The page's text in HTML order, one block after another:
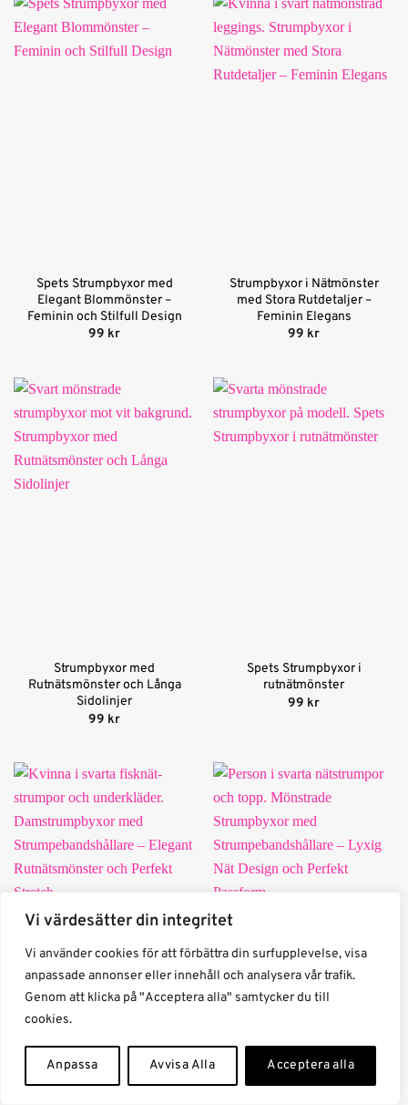
Vi värdesätter din integritet
Vi använder cookies för att förbättra din surfupplevelse, visa
anpassade annonser eller innehåll och analysera vår trafik.
Genom att klicka på "Acceptera alla" samtycker du till
cookies.
Anpassa Avvisa Alla Acceptera alla
Spets Strumpbyxor med
Elegant Blommönster –
Feminin och Stilfull Design
99 kr
Strumpbyxor i Nätmönster
med Stora Rutdetaljer –
Feminin Elegans
99 kr
Strumpbyxor med
Rutnätsmönster och Långa
Sidolinjer
99 kr
Spets Strumpbyxor i
rutnätmönster
99 kr
Strumpebandshållare –
Elegant Rutnätsmönster och
med Strumpebandshållare –
Lyxig Nät Design och